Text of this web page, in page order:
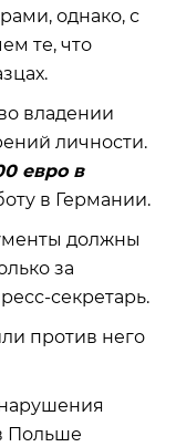
однако, с
те, что
владении
личности.
евро в
в Германии.
должны
за
секретарь.
против него
Польше